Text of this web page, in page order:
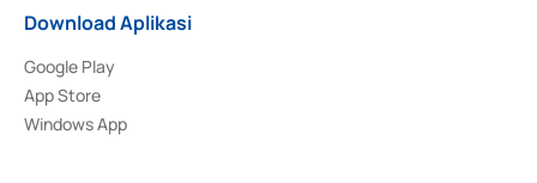
Download Aplikasi
Google Play
App Store
Windows App